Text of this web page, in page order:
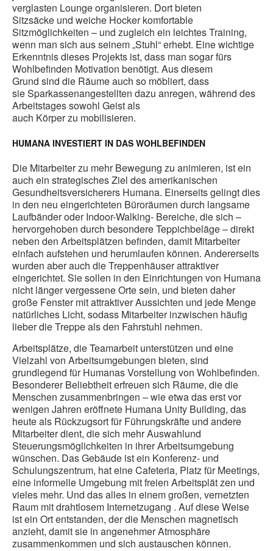
verglasten Lounge organisieren. Dort bieten
Sitzsäcke und weiche Hocker komfortable
Sitzmöglichkeiten – und zugleich ein leichtes Training,
wenn man sich aus seinem „Stuhl“ erhebt. Eine wichtige
Erkenntnis dieses Projekts ist, dass man sogar fürs
Wohlbefinden Motivation benötigt. Aus diesem
Grund sind die Räume auch so möbliert, dass
sie Sparkassenangestellten dazu anregen, während des
Arbeitstages sowohl Geist als
auch Körper zu mobilisieren.
HUMANA INVESTIERT IN DAS WOHLBEFINDEN
Die Mitarbeiter zu mehr Bewegung zu animieren, ist ein
auch ein strategisches Ziel des amerikanischen
Gesundheitsversicherers Humana. Einerseits gelingt dies
in den neu eingerichteten Büroräumen durch langsame
Laufbänder oder Indoor-Walking- Bereiche, die sich –
hervorgehoben durch besondere Teppichbeläge – direkt
neben den Arbeitsplätzen befinden, damit Mitarbeiter
einfach aufstehen und herumlaufen können. Andererseits
wurden aber auch die Treppenhäuser attraktiver
eingerichtet. Sie sollen in den Einrichtungen von Humana
nicht länger vergessene Orte sein, und bieten daher
große Fenster mit attraktiver Aussichten und jede Menge
natürliches Licht, sodass Mitarbeiter inzwischen häufig
lieber die Treppe als den Fahrstuhl nehmen.
Arbeitsplätze, die Teamarbeit unterstützen und eine
Vielzahl von Arbeitsumgebungen bieten, sind
grundlegend für Humanas Vorstellung von Wohlbefinden.
Besonderer Beliebtheit erfreuen sich Räume, die die
Menschen zusammenbringen – wie etwa das erst vor
wenigen Jahren eröffnete Humana Unity Building, das
heute als Rückzugsort für Führungskräfte und andere
Mitarbeiter dient, die sich mehr Auswahlund
Steuerungsmöglichkeiten in ihrer Arbeitsumgebung
wünschen. Das Gebäude ist ein Konferenz- und
Schulungszentrum, hat eine Cafeteria, Platz für Meetings,
eine informelle Umgebung mit freien Arbeitsplät zen und
vieles mehr. Und das alles in einem großen, vernetzten
Raum mit drahtlosem Internetzugang . Auf diese Weise
ist ein Ort entstanden, der die Menschen magnetisch
anzieht, damit sie in angenehmer Atmosphäre
zusammenkommen und sich austauschen können.